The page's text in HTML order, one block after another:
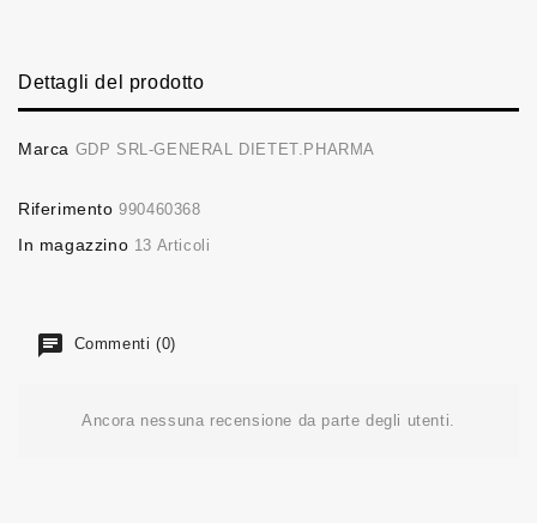
Dettagli del prodotto
Marca GDP SRL-GENERAL DIETET.PHARMA
Riferimento 990460368
In magazzino 13 Articoli
Commenti (0)
Ancora nessuna recensione da parte degli utenti.